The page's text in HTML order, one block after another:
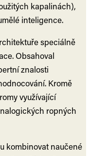
kapalinách),
inteligence.
speciálně
Obsahoval
znalosti
Kromě
využívající
ropných
kombinovat naučené